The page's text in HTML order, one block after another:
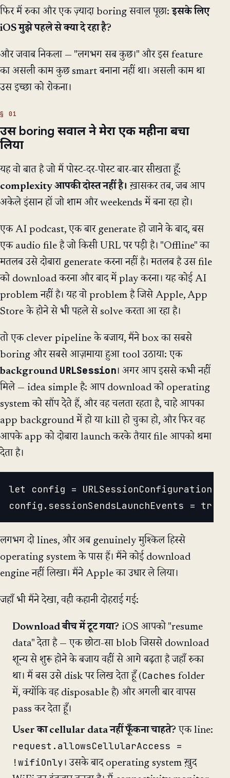
फिर मैं रुका और एक ज़्यादा boring सवाल पूछा:इसके लिए
iOS मुझे पहले से क्या दे रहा है?
और जवाब निकला — "लगभग सब कुछ।" और इस feature
का असली काम कुछ smart बनाना नहीं था। असली काम था
उस इच्छा को रोकना।
उस boring सवाल ने मेरा एक महीना बचा
लिया
यह वो बात है जो मैं पोस्ट-दर-पोस्ट बार-बार सीखता हूँ:
complexity आपकी दोस्त नहीं है। ख़ासकर तब, जब आप
अकेले इंसान हों जो शाम और weekends में बना रहा हो।
एक AI podcast, एक बार generate हो जाने के बाद, बस
एक audio file है जो किसी URL पर पड़ी है। "Offline" का
मतलब उसे दोबारा generate करना नहीं है। मतलब है उस file
को download करना और बाद में play करना। यह कोई AI
problem नहीं है। यह वो problem है जिसे Apple, App
Store के होने से भी पहले से solve करता आ रहा है।
तो एक clever pipeline के बजाय, मैंने box का सबसे
boring और सबसे आज़माया हुआ tool उठाया: एक
background URLSession। अगर आप इससे कभी नहीं
मिले — idea simple है: आप download को operating
system को सौंप देते हैं, और वह चलता रहता है, चाहे आपका
app background में हो या kill हो चुका हो, और फिर वह
आपके app को दोबारा launch करके तैयार file आपको थमा
देता है।
let config =
लगभग दो lines, और अब genuinely मुश्किल हिस्से
operating system के पास हैं। मैंने कोई download
engine नहीं लिखा। मैंने Apple का उधार ले लिया।
जहाँ भी मैंने देखा, वही कहानी दोहराई गई:
Download बीच में टूट गया? iOS आपको "resume
data" देता है — एक छोटा-सा blob जिससे download
शून्य से शुरू होने के बजाय वहीं से आगे बढ़ता है जहाँ रुका
था। मैं बस उसे disk पर लिख देता हूँ (Caches folder
में, क्योंकि वह disposable है) और अगली बार वापस
pass कर देता हूँ।
User का cellular data नहीं फूँकना चाहते? एक line:
request.allowsCellularAccess =
!wifiOnly । उसके बाद operating system ख़ुद